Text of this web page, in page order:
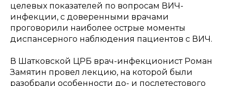
целевых показателей по вопросам ВИЧ-
инфекции, с доверенными врачами
проговорили наиболее острые моменты
диспансерного наблюдения пациентов с ВИЧ.
В Шатковской ЦРБ врач-инфекционист Роман
Замятин провел лекцию, на которой были
разобрали особенности до- и послетестового